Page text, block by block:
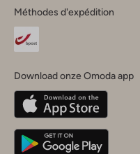
ton
pays
Fermer
Belgique(Français)
Deutschland
Méthodes d'expédition
Download onze Omoda app